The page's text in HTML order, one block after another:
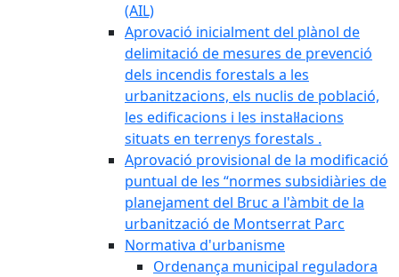
(AIL)
Aprovació inicialment del plànol de
delimitació de mesures de prevenció
dels incendis forestals a les
urbanitzacions, els nuclis de població,
les edificacions i les instal·lacions
situats en terrenys forestals .
Aprovació provisional de la modificació
puntual de les “normes subsidiàries de
planejament del Bruc a l'àmbit de la
urbanització de Montserrat Parc
Normativa d'urbanisme
Ordenança municipal reguladora